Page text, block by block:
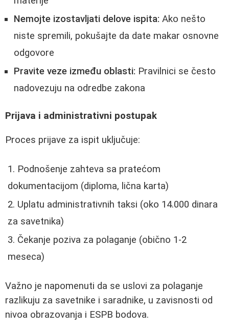
Nemojte izostavljati delove ispita: Ako nešto
niste spremili, pokušajte da date makar osnovne
odgovore
Pravite veze između oblasti: Pravilnici se često
nadovezuju na odredbe zakona
Prijava i administrativni postupak
Proces prijave za ispit uključuje:
Podnošenje zahteva sa pratećom
dokumentacijom (diploma, lična karta)
Uplatu administrativnih taksi (oko 14.000 dinara
za savetnika)
Čekanje poziva za polaganje (obično 1-2
meseca)
Važno je napomenuti da se uslovi za polaganje
razlikuju za savetnike i saradnike, u zavisnosti od
nivoa obrazovanja i ESPB bodova.